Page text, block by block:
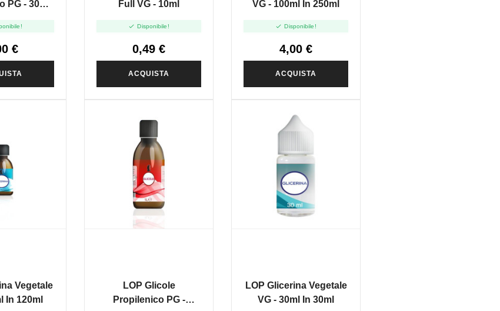
PG - 30ml
€
Full VG - 10ml
 Disponibile!
0,49 €
ACQUISTA
VG - 100ml In 250ml
 Disponibile!
4,00 €
ACQUISTA
Vegetale
In 120ml
LOP Glicole
Propilenico PG -
LOP Glicerina Vegetale
VG - 30ml In 30ml